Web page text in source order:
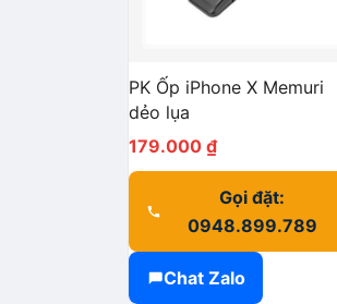
PK Ốp iPhone X Memuri
dẻo lụa
179.000 ₫
Gọi đặt:
0948.899.789
Chat Zalo